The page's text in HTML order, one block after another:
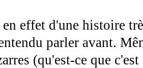
effet d'une histoire
parler avant.
(qu'est-ce que